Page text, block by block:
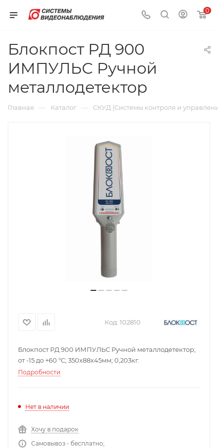
0
Блокпост РД 900
ИМПУЛЬС Ручной
металлодетектор
Главная — Каталог — СКУД (Системы контроля и
Код: 102810
Блокпост РД 900 ИМПУЛЬС Ручной металлодетектор;
от -15 до +60 °C; 350х88х45мм; 0,203кг.
Подробности
Нет в наличии
Хочу в подарок
Самовывоз - бесплатно;